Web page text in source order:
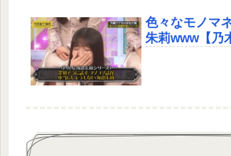
色々なモノマ
朱莉www【乃